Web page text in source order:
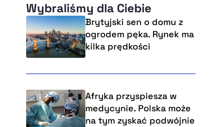
Wybraliśmy dla Ciebie
Brytyjski sen o domu z
ogrodem pęka. Rynek ma
kilka prędkości
Afryka przyspiesza w
medycynie. Polska może
na tym zyskać podwójnie